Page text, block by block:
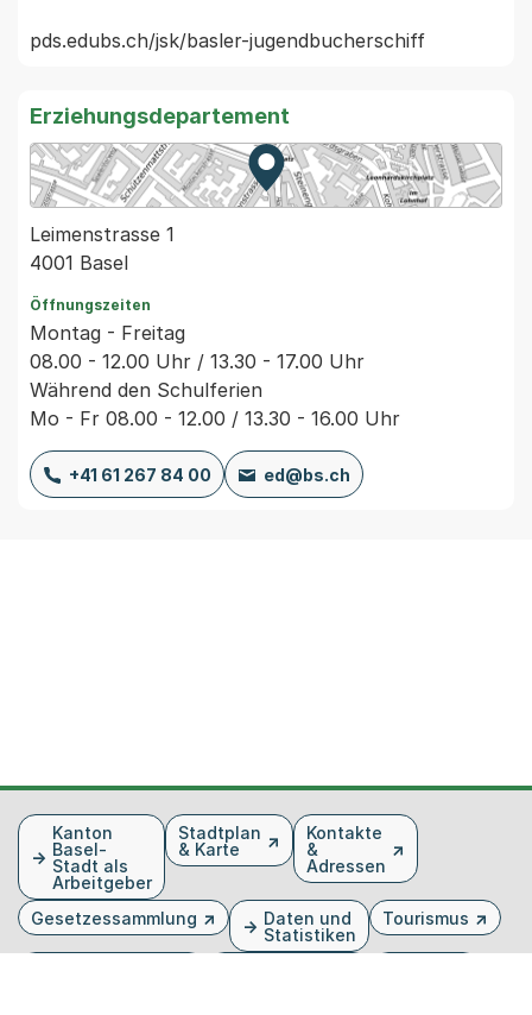
pds.edubs.ch/jsk/basler-jugendbucherschiff
Erziehungsdepartement
Zur Karte von MapBS.
Externer Link, wird in einem
Leimenstrasse 1
4001 Basel
Öffnungszeiten
Montag - Freitag
08.00 - 12.00 Uhr / 13.30 - 17.00 Uhr
Während den Schulferien
Mo - Fr 08.00 - 12.00 / 13.30 - 16.00 Uhr
+41 61 267 84 00 ed@bs.ch
FusszeileKanton
Basel-
Stadt als
Arbeitgeber
Stadtplan
& Karte
Kontakte
&
Adressen
Gesetzessammlung
Daten und
Statistiken
Tourismus